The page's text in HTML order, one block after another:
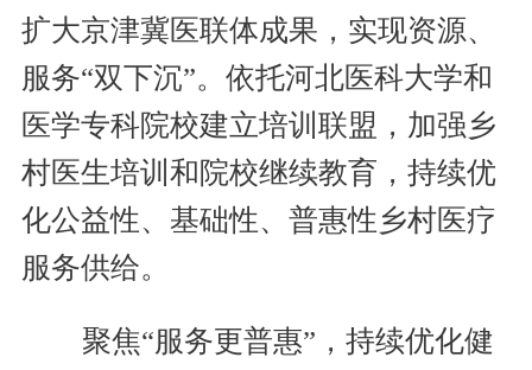
扩大京津冀医联体成果，实现资源、
服务“双下沉”。依托河北医科大学和
医学专科院校建立培训联盟，加强乡
村医生培训和院校继续教育，持续优
化公益性、基础性、普惠性乡村医疗
服务供给。
聚焦“服务更普惠”，持续优化健